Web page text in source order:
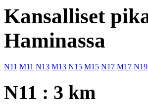
Kansalliset
Haminassa
N11 M11 N13 M13 N15 M15 N17 M17 N19
N11 : 3 km